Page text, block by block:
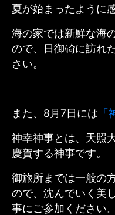
夏が始まったように
海の家では新鮮な海
ので、日御碕に訪れ
さい。
また、8月7日には 「
神幸神事とは、天照
慶賀する神事です。
御旅所までは一般の
ので、沈んでいく美
事にご参加ください。